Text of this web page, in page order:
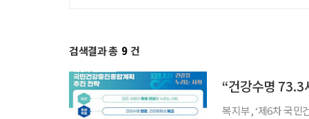
검색결과 총 9 건
“건강수명 73.3
복지부, ‘제6차 국민